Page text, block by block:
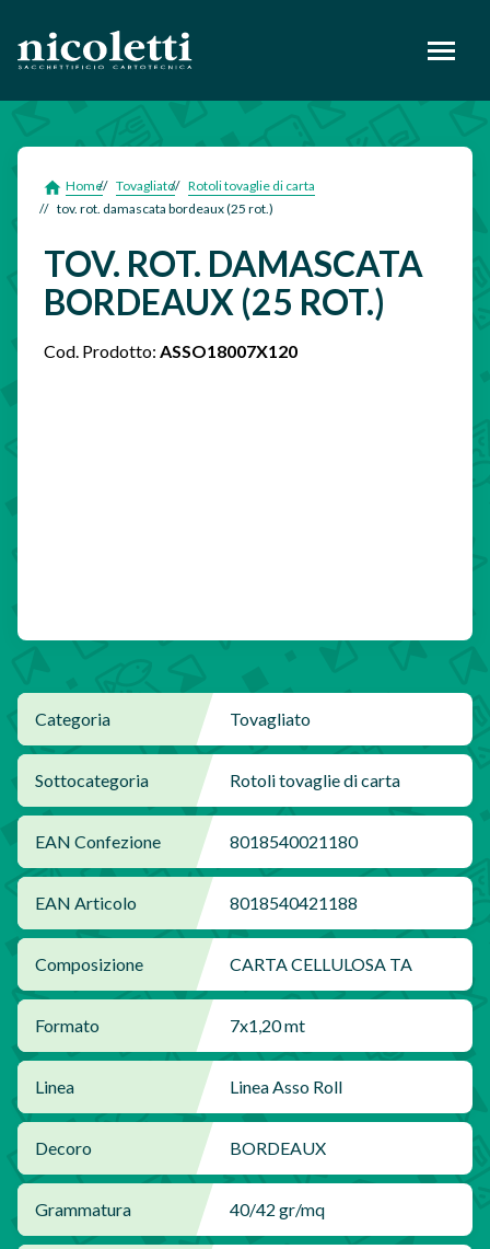
footer
Home Tovagliato
Rotoli tovaglie di carta
tov. rot. damascata bordeaux (25 rot.)
TOV. ROT. DAMASCATA
BORDEAUX (25 ROT.)
Cod. Prodotto: ASSO18007X120
Categoria Tovagliato
Sottocategoria Rotoli tovaglie di carta
EAN Confezione 8018540021180
EAN Articolo 8018540421188
Composizione CARTA CELLULOSA TA
Formato 7x1,20 mt
Linea Linea Asso Roll
Decoro BORDEAUX
Grammatura 40/42 gr/mq